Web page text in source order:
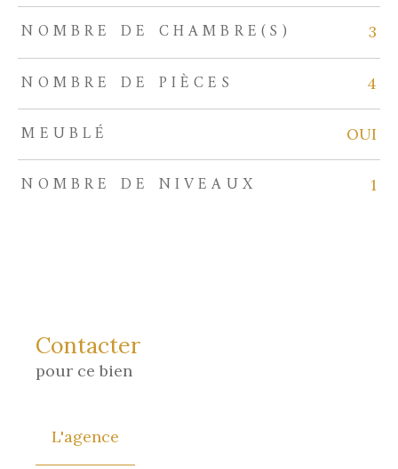
NOMBRE DE CHAMBRE(S) 3
NOMBRE DE PIÈCES 4
MEUBLÉ OUI
NOMBRE DE NIVEAUX 1
Contacter
pour ce bien
L'agence